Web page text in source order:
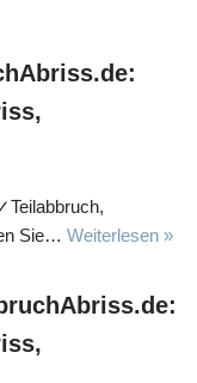
Sie… Weiterlesen »